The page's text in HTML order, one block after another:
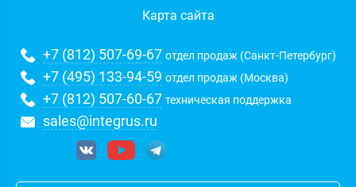
Карта сайта
+7 (812) 507-69-67 отдел продаж (Санкт-Петербург)
+7 (495) 133-94-59 отдел продаж (Москва)
+7 (812) 507-60-67 техническая поддержка
sales@integrus.ru